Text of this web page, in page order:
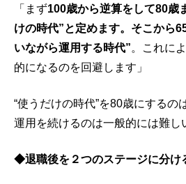
「まず100歳から逆算をして80歳
けの時代”と定めます。そこから
いながら運用する時代”。これに
的になるのを回避します」
“使うだけの時代”を80歳にするの
運用を続けるのは一般的には難し
◆退職後を２つのステージに分け